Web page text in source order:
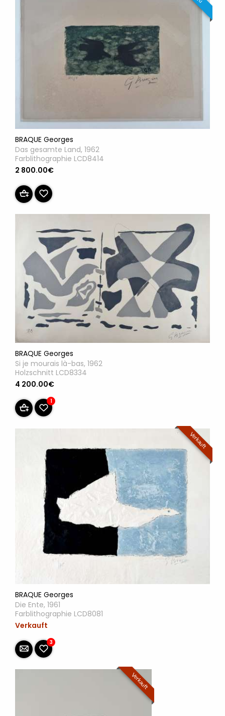
BRAQUE Georges
Das gesamte Land, 1962
Farblithographie LCD8414
2 800.00€
BRAQUE Georges
Si je mourais là-bas, 1962
Holzschnitt LCD8334
4 200.00€
1
Verkauft
BRAQUE Georges
Die Ente, 1961
Farblithographie LCD8081
Verkauft
3
Verkauft